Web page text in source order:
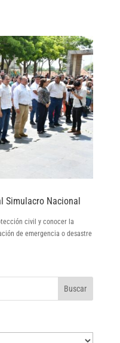
Simulacro Nacional
civil y conocer la
de emergencia o desastre